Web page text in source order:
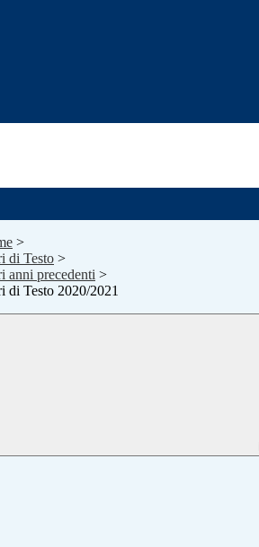
>
di Testo >
anni precedenti >
di Testo 2020/2021